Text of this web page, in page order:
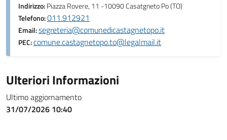
Indirizzo:Piazza Rovere, 11 -10090 Casatgneto Po (TO)
Telefono:011.912921
Email:segreteria@comunedicastagnetopo.it
PEC:comune.castagnetopo.to@legalmail.it
Ulteriori Informazioni
Ultimo aggiornamento
31/07/2026 10:40